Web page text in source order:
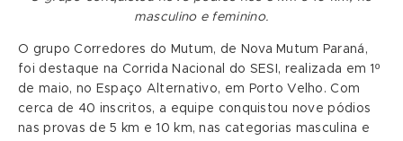
masculino e feminino.
O grupo Corredores do Mutum, de Nova Mutum Paraná,
foi destaque na Corrida Nacional do SESI, realizada em 1º
de maio, no Espaço Alternativo, em Porto Velho. Com
cerca de 40 inscritos, a equipe conquistou nove pódios
nas provas de 5 km e 10 km, nas categorias masculina e